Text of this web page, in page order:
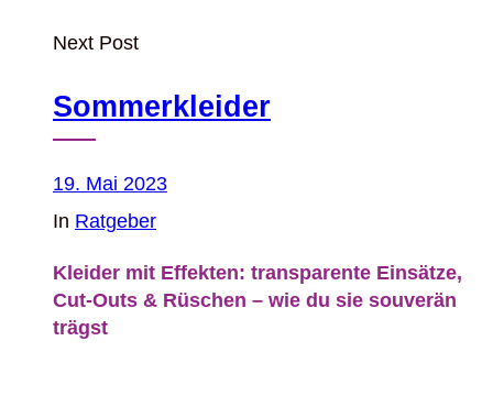
Next Post
Sommerkleider
19. Mai 2023
In Ratgeber
Kleider mit Effekten: transparente Einsätze,
Cut‑Outs & Rüschen – wie du sie souverän
trägst